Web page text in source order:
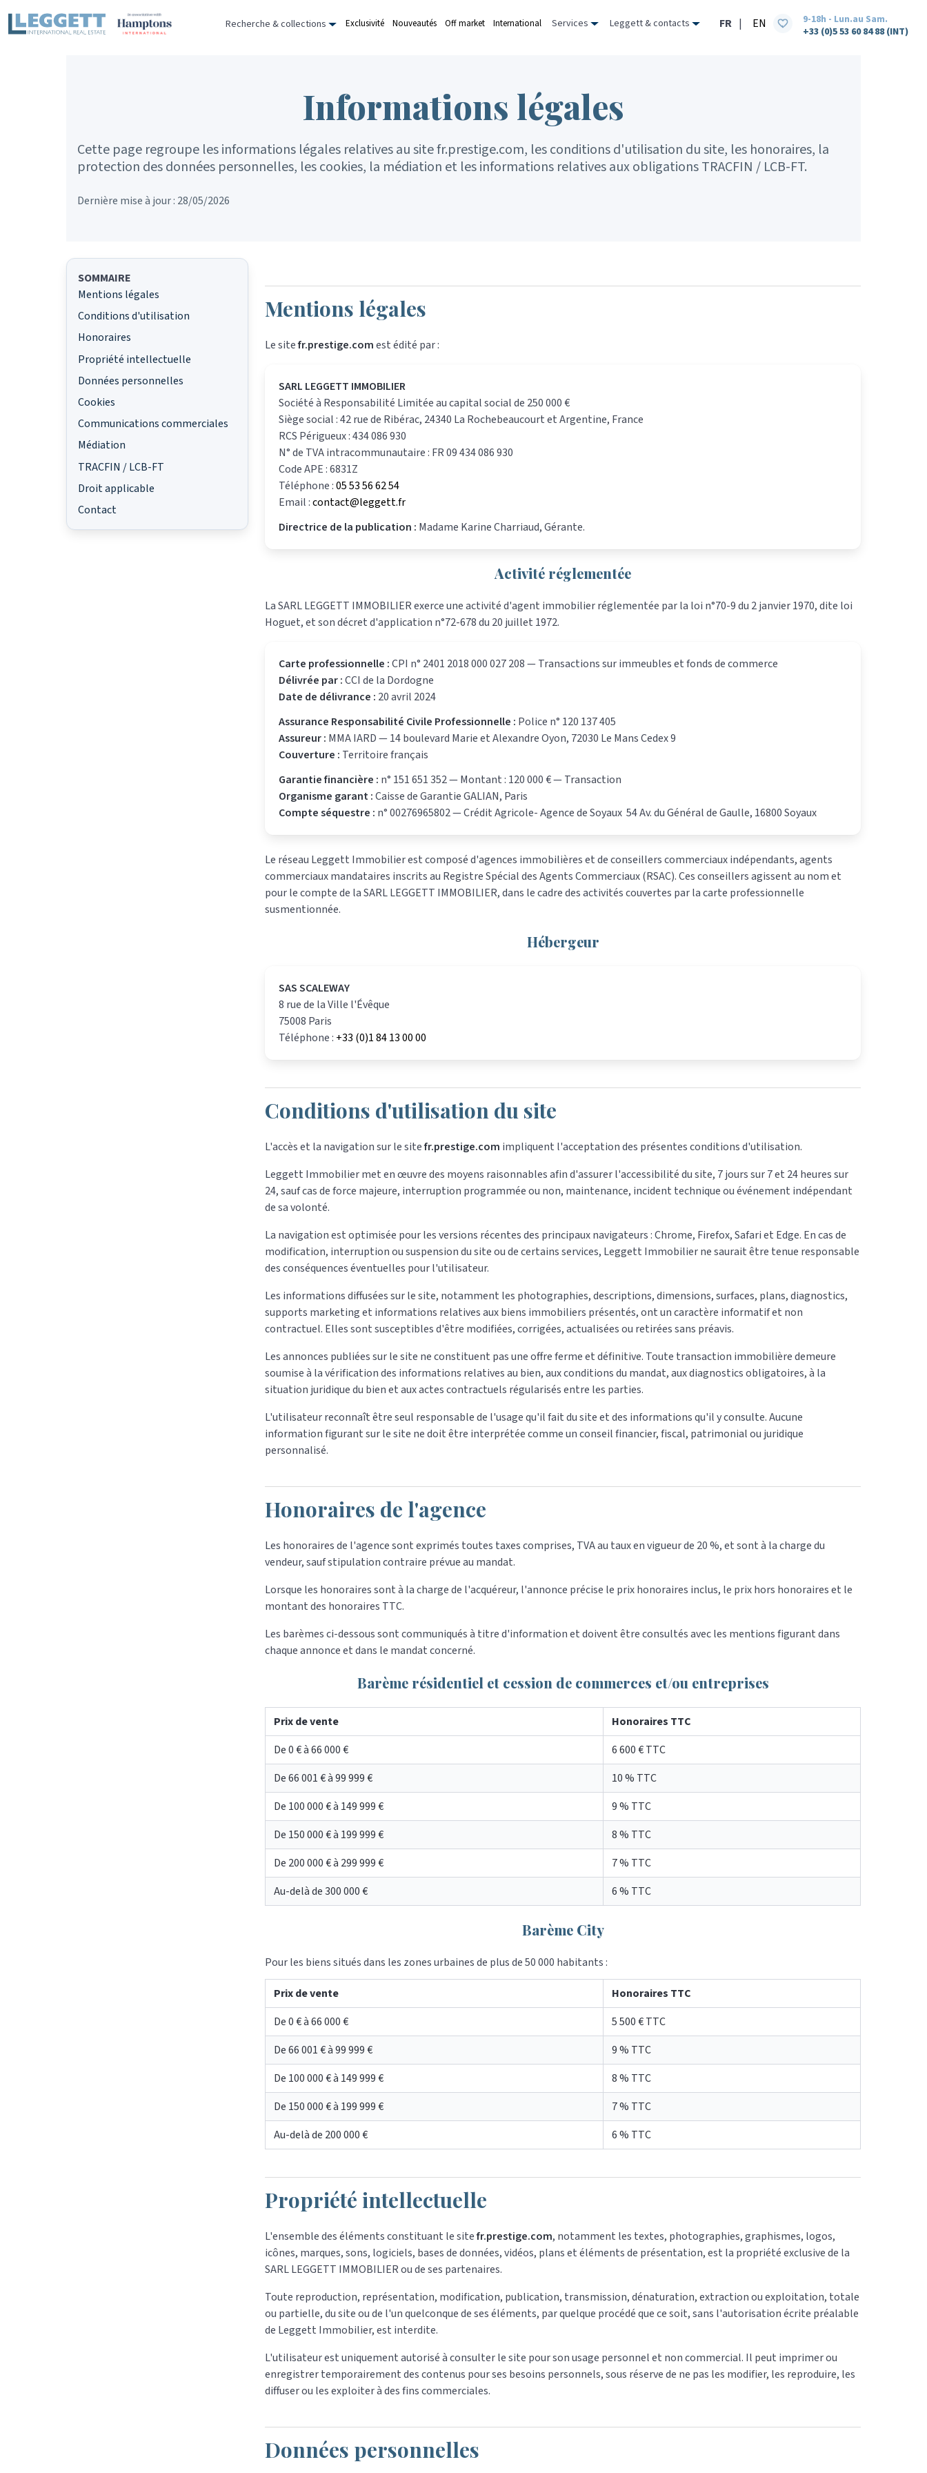
Recherche & collections Exclusivité Nouveautés Off market International Services Leggett & contacts FR | EN
9-18h - Lun.au Sam.
+33 (0)5 53 60 84 88 (INT)
Informations légales
Cette page regroupe les informations légales relatives au site fr.prestige.com, les conditions d'utilisation du site, les honoraires, la
protection des données personnelles, les cookies, la médiation et les informations relatives aux obligations TRACFIN / LCB-FT.
Dernière mise à jour : 28/05/2026
SOMMAIRE
Mentions légales
Conditions d'utilisation
Honoraires
Propriété intellectuelle
Données personnelles
Cookies
Communications commerciales
Médiation
TRACFIN / LCB-FT
Droit applicable
Contact
Mentions légales
Le sitefr.prestige.comest édité par :
SARL LEGGETT IMMOBILIER
Société à Responsabilité Limitée au capital social de 250 000 €
Siège social : 42 rue de Ribérac, 24340 La Rochebeaucourt et Argentine, France
RCS Périgueux : 434 086 930
N° de TVA intracommunautaire : FR 09 434 086 930
Code APE : 6831Z
Téléphone :05 53 56 62 54
Email :contact@leggett.fr
Directrice de la publication : Madame Karine Charriaud, Gérante.
Activité réglementée
La SARL LEGGETT IMMOBILIER exerce une activité d'agent immobilier réglementée par la loi n°70-9 du 2 janvier 1970, dite loi
Hoguet, et son décret d'application n°72-678 du 20 juillet 1972.
Carte professionnelle :CPI n° 2401 2018 000 027 208 — Transactions sur immeubles et fonds de commerce
Délivrée par :CCI de la Dordogne
Date de délivrance : 20 avril 2024
Assurance Responsabilité Civile Professionnelle : Police n° 120 137 405
Assureur : MMA IARD — 14 boulevard Marie et Alexandre Oyon, 72030 Le Mans Cedex 9
Couverture : Territoire français
Garantie financière : n° 151 651 352 — Montant : 120 000 € — Transaction
Organisme garant :Caisse de Garantie GALIAN, Paris
Compte séquestre : n° 00276965802 — Crédit Agricole- Agence de Soyaux 54 Av. du Général de Gaulle, 16800 Soyaux
Le réseau Leggett Immobilier est composé d'agences immobilières et de conseillers commerciaux indépendants, agents
commerciaux mandataires inscrits au Registre Spécial des Agents Commerciaux (RSAC). Ces conseillers agissent au nom et
pour le compte de la SARL LEGGETT IMMOBILIER, dans le cadre des activités couvertes par la carte professionnelle
susmentionnée.
Hébergeur
SAS SCALEWAY
8 rue de la Ville l'Évêque
75008 Paris
Téléphone : +33 (0)1 84 13 00 00
Conditions d'utilisation du site
L'accès et la navigation sur le sitefr.prestige.com impliquent l'acceptation des présentes conditions d'utilisation.
Leggett Immobilier met en œuvre des moyens raisonnables afin d'assurer l'accessibilité du site, 7 jours sur 7 et 24 heures sur
24, sauf cas de force majeure, interruption programmée ou non, maintenance, incident technique ou événement indépendant
de sa volonté.
La navigation est optimisée pour les versions récentes des principaux navigateurs : Chrome, Firefox, Safari et Edge. En cas de
modification, interruption ou suspension du site ou de certains services, Leggett Immobilier ne saurait être tenue responsable
des conséquences éventuelles pour l'utilisateur.
Les informations diffusées sur le site, notamment les photographies, descriptions, dimensions, surfaces, plans, diagnostics,
supports marketing et informations relatives aux biens immobiliers présentés, ont un caractère informatif et non
contractuel. Elles sont susceptibles d'être modifiées, corrigées, actualisées ou retirées sans préavis.
Les annonces publiées sur le site ne constituent pas une offre ferme et définitive. Toute transaction immobilière demeure
soumise à la vérification des informations relatives au bien, aux conditions du mandat, aux diagnostics obligatoires, à la
situation juridique du bien et aux actes contractuels régularisés entre les parties.
L'utilisateur reconnaît être seul responsable de l'usage qu'il fait du site et des informations qu'il y consulte. Aucune
information figurant sur le site ne doit être interprétée comme un conseil financier, fiscal, patrimonial ou juridique
personnalisé.
Honoraires de l'agence
Les honoraires de l'agence sont exprimés toutes taxes comprises, TVA au taux en vigueur de 20 %, et sont à la charge du
vendeur, sauf stipulation contraire prévue au mandat.
Lorsque les honoraires sont à la charge de l'acquéreur, l'annonce précise le prix honoraires inclus, le prix hors honoraires et le
montant des honoraires TTC.
Les barèmes ci-dessous sont communiqués à titre d'information et doivent être consultés avec les mentions figurant dans
chaque annonce et dans le mandat concerné.
Barème résidentiel et cession de commerces et/ou entreprises
Prix de vente
Honoraires TTC
De 0 € à 66 000 €
6 600 € TTC
De 66 001 € à 99 999 €
10 % TTC
De 100 000 € à 149 999 €
9 % TTC
De 150 000 € à 199 999 €
8 % TTC
De 200 000 € à 299 999 €
7 % TTC
Au-delà de 300 000 €
6 % TTC
Barème City
Pour les biens situés dans les zones urbaines de plus de 50 000 habitants :
Prix de vente
Honoraires TTC
De 0 € à 66 000 €
5 500 € TTC
De 66 001 € à 99 999 €
9 % TTC
De 100 000 € à 149 999 €
8 % TTC
De 150 000 € à 199 999 €
7 % TTC
Au-delà de 200 000 €
6 % TTC
Propriété intellectuelle
L'ensemble des éléments constituant le sitefr.prestige.com, notamment les textes, photographies, graphismes, logos,
icônes, marques, sons, logiciels, bases de données, vidéos, plans et éléments de présentation, est la propriété exclusive de la
SARL LEGGETT IMMOBILIER ou de ses partenaires.
Toute reproduction, représentation, modification, publication, transmission, dénaturation, extraction ou exploitation, totale
ou partielle, du site ou de l'un quelconque de ses éléments, par quelque procédé que ce soit, sans l'autorisation écrite préalable
de Leggett Immobilier, est interdite.
L'utilisateur est uniquement autorisé à consulter le site pour son usage personnel et non commercial. Il peut imprimer ou
enregistrer temporairement des contenus pour ses besoins personnels, sous réserve de ne pas les modifier, les reproduire, les
diffuser ou les exploiter à des fins commerciales.
Données personnelles